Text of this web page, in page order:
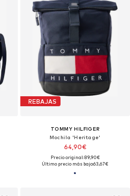
REBAJAS
TOMMY HILFIGER
Mochila 'Heritage'
64,90€
Precio original: 89,90€
Último precio más bajo:63,67€